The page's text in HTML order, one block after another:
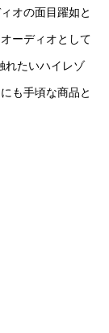
オの面目躍如と
ーディオとして
れたいハイレゾ
も手頃な商品と